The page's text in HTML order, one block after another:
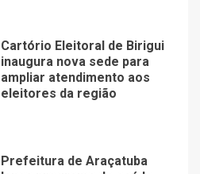
Cartório Eleitoral de Birigui
inaugura nova sede para
ampliar atendimento aos
eleitores da região
Prefeitura de Araçatuba